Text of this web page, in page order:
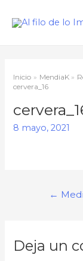
Inicio MendiaK
cervera_16
8 mayo, 2021
←
Deja un